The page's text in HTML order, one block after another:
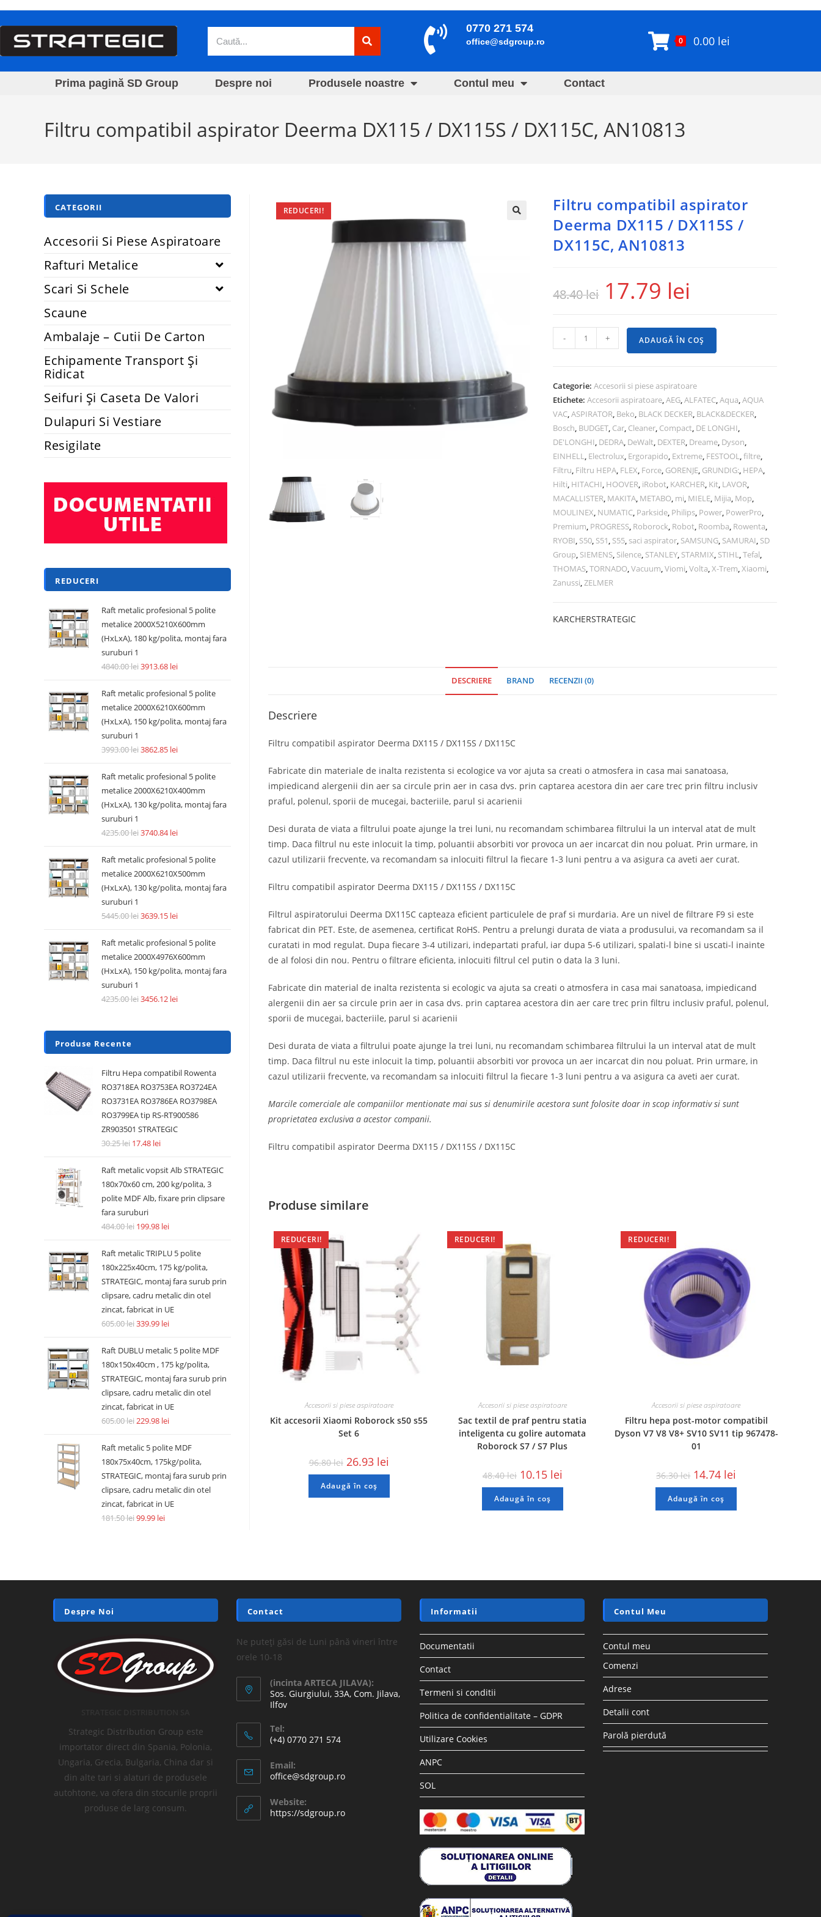
0770 271 574
office@sdgroup.ro 0 0.00 lei
Prima pagină SD Group Despre noi Produsele noastre Contul meu Contact
Filtru compatibil aspirator Deerma DX115 / DX115S / DX115C, AN10813
REDUCERI!
Filtru compatibil aspirator
Deerma DX115 / DX115S /
DX115C, AN10813
48.40lei 17.79 lei
- + ADAUGĂ ÎN COȘ
Categorie:Accesorii si piese aspiratoare
Etichete:Accesorii aspiratoare,AEG,ALFATEC,Aqua,AQUA
VAC,ASPIRATOR, Beko, BLACK DECKER, BLACK&DECKER,
Bosch, BUDGET, Car, Cleaner, Compact, DE LONGHI,
DE'LONGHI, DEDRA, DeWalt, DEXTER, Dreame, Dyson,
EINHELL, Electrolux, Ergorapido, Extreme, FESTOOL,filtre,
Filtru, Filtru HEPA, FLEX, Force, GORENJE, GRUNDIG:, HEPA,
Hilti, HITACHI, HOOVER, iRobot, KARCHER, Kit, LAVOR,
MACALLISTER, MAKITA, METABO, mi, MIELE, Mijia, Mop,
MOULINEX, NUMATIC, Parkside, Philips, Power, PowerPro,
Premium, PROGRESS, Roborock, Robot, Roomba, Rowenta,
RYOBI, S50, S51, S55, saci aspirator, SAMSUNG, SAMURAI, SD
Group, SIEMENS, Silence, STANLEY, STARMIX, STIHL,Tefal,
THOMAS,TORNADO,Vacuum,Viomi,Volta,X-Trem,Xiaomi,
Zanussi,ZELMER
KARCHERSTRATEGIC
DESCRIERE BRAND RECENZII (0)
Descriere
Filtru compatibil aspirator Deerma DX115 / DX115S / DX115C
Fabricate din materiale de inalta rezistenta si ecologice va vor ajuta sa creati o atmosfera in casa mai sanatoasa,
impiedicand alergenii din aer sa circule prin aer in casa dvs. prin captarea acestora din aer care trec prin filtru inclusiv
praful, polenul, sporii de mucegai, bacteriile, parul si acarienii
Desi durata de viata a filtrului poate ajunge la trei luni, nu recomandam schimbarea filtrului la un interval atat de mult
timp. Daca filtrul nu este inlocuit la timp, poluantii absorbiti vor provoca un aer incarcat din nou poluat. Prin urmare, in
cazul utilizarii frecvente, va recomandam sa inlocuiti filtrul la fiecare 1-3 luni pentru a va asigura ca aveti aer curat.
Filtru compatibil aspirator Deerma DX115 / DX115S / DX115C
Filtrul aspiratorului Deerma DX115C capteaza eficient particulele de praf si murdaria. Are un nivel de filtrare F9 si este
fabricat din PET. Este, de asemenea, certificat RoHS. Pentru a prelungi durata de viata a produsului, va recomandam sa il
curatati in mod regulat. Dupa fiecare 3-4 utilizari, indepartati praful, iar dupa 5-6 utilizari, spalati-l bine si uscati-l inainte
de al folosi din nou. Pentru o filtrare eficienta, inlocuiti filtrul cel putin o data la 3 luni.
Fabricate din material de inalta rezistenta si ecologic va ajuta sa creati o atmosfera in casa mai sanatoasa, impiedicand
alergenii din aer sa circule prin aer in casa dvs. prin captarea acestora din aer care trec prin filtru inclusiv praful, polenul,
sporii de mucegai, bacteriile, parul si acarienii
Desi durata de viata a filtrului poate ajunge la trei luni, nu recomandam schimbarea filtrului la un interval atat de mult
timp. Daca filtrul nu este inlocuit la timp, poluantii absorbiti vor provoca un aer incarcat din nou poluat. Prin urmare, in
cazul utilizarii frecvente, va recomandam sa inlocuiti filtrul la fiecare 1-3 luni pentru a va asigura ca aveti aer curat.
Marcile comerciale ale companiilor mentionate mai sus si denumirile acestora sunt folosite doar in scop informativ si sunt
proprietatea exclusiva a acestor companii.
Filtru compatibil aspirator Deerma DX115 / DX115S / DX115C
Produse similare
REDUCERI!
Accesorii si piese aspiratoare
Kit accesorii Xiaomi Roborock s50 s55
Set 6
96.80lei 26.93 lei
Adaugă în coș
REDUCERI!
Accesorii si piese aspiratoare
Sac textil de praf pentru statia
inteligenta cu golire automata
Roborock S7 / S7 Plus
48.40lei 10.15 lei
Adaugă în coș
REDUCERI!
Accesorii si piese aspiratoare
Filtru hepa post-motor compatibil
Dyson V7 V8 V8+ SV10 SV11 tip 967478-
01
36.30lei 14.74 lei
Adaugă în coș
CATEGORII
Accesorii Si Piese Aspiratoare
Rafturi Metalice
Scari Si Schele
Scaune
Ambalaje – Cutii De Carton
Echipamente Transport Și
Ridicat
Seifuri Și Caseta De Valori
Dulapuri Si Vestiare
Resigilate
REDUCERI
Raft metalic profesional 5 polite
metalice 2000X5210X600mm
(HxLxA), 180 kg/polita, montaj fara
suruburi 1
4840.00lei3913.68 lei
Raft metalic profesional 5 polite
metalice 2000X6210X600mm
(HxLxA), 150 kg/polita, montaj fara
suruburi 1
3993.00lei3862.85 lei
Raft metalic profesional 5 polite
metalice 2000X6210X400mm
(HxLxA), 130 kg/polita, montaj fara
suruburi 1
4235.00lei3740.84lei
Raft metalic profesional 5 polite
metalice 2000X6210X500mm
(HxLxA), 130 kg/polita, montaj fara
suruburi 1
5445.00lei3639.15 lei
Raft metalic profesional 5 polite
metalice 2000X4976X600mm
(HxLxA), 150 kg/polita, montaj fara
suruburi 1
4235.00lei3456.12 lei
Produse Recente
Filtru Hepa compatibil Rowenta
RO3718EA RO3753EA RO3724EA
RO3731EA RO3786EA RO3798EA
RO3799EA tip RS-RT900586
ZR903501 STRATEGIC
30.25lei 17.48 lei
Raft metalic vopsit Alb STRATEGIC
180x70x60 cm, 200 kg/polita, 3
polite MDF Alb, fixare prin clipsare
fara suruburi
484.00lei 199.98 lei
Raft metalic TRIPLU 5 polite
180x225x40cm, 175 kg/polita,
STRATEGIC, montaj fara surub prin
clipsare, cadru metalic din otel
zincat, fabricat in UE
605.00lei339.99 lei
Raft DUBLU metalic 5 polite MDF
180x150x40cm , 175 kg/polita,
STRATEGIC, montaj fara surub prin
clipsare, cadru metalic din otel
zincat, fabricat in UE
605.00lei229.98 lei
Raft metalic 5 polite MDF
180x75x40cm, 175kg/polita,
STRATEGIC, montaj fara surub prin
clipsare, cadru metalic din otel
zincat, fabricat in UE
181.50lei99.99 lei
Despre Noi
Strategic Distribution Group este
importator direct din Spania, Polonia,
Ungaria, Grecia, Bulgaria, China dar si
din alte tari si alaturi de produsele
autohtone, va ofera din stocurile proprii
produse de larg consum.
Contact
Ne puteți găsi de Luni până vineri între
orele 10-18
(incinta ARTECA JILAVA):
Sos. Giurgiului, 33A, Com. Jilava,
Ilfov
Tel:
(+4) 0770 271 574
Email:
office@sdgroup.ro
Website:
https://sdgroup.ro
Informatii
Documentatii
Contact
Termeni si conditii
Politica de confidentialitate – GDPR
Utilizare Cookies
ANPC
SOL
Contul Meu
Contul meu
Comenzi
Adrese
Detalii cont
Parolă pierdută